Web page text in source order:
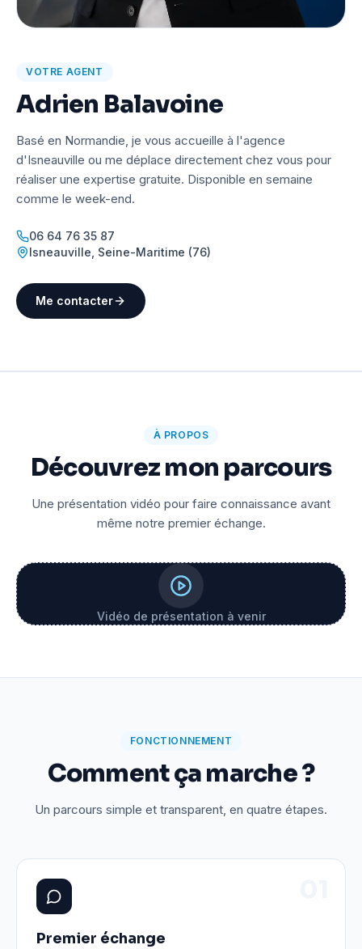
VOTRE AGENT
Adrien Balavoine
Basé en Normandie, je vous accueille à l'agence
d'Isneauville ou me déplace directement chez vous pour
réaliser une expertise gratuite. Disponible en semaine
comme le week-end.
06 64 76 35 87
Isneauville Seine-Maritime (76)
Me contacter
À PROPOS
Découvrez mon parcours
Une présentation vidéo pour faire connaissance avant
même notre premier échange.
Vidéo de présentation à venir
FONCTIONNEMENT
Comment ça marche ?
Un parcours simple et transparent, en quatre étapes.
Premier échange